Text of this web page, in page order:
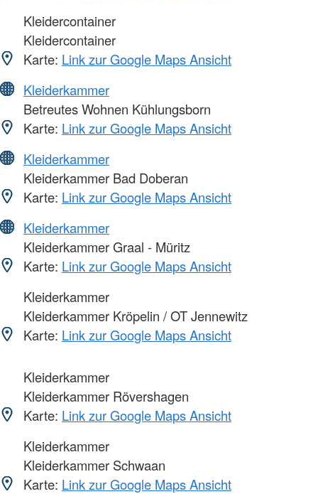
Kleidercontainer
Kleidercontainer
Karte: Link zur Google Maps Ansicht
Kleiderkammer
Betreutes Wohnen Kühlungsborn
Karte: Link zur Google Maps Ansicht
Kleiderkammer
Kleiderkammer Bad Doberan
Karte: Link zur Google Maps Ansicht
Kleiderkammer
Kleiderkammer Graal - Müritz
Karte: Link zur Google Maps Ansicht
Kleiderkammer
Kleiderkammer Kröpelin / OT Jennewitz
Karte: Link zur Google Maps Ansicht
Kleiderkammer
Kleiderkammer Rövershagen
Karte: Link zur Google Maps Ansicht
Kleiderkammer
Kleiderkammer Schwaan
Karte: Link zur Google Maps Ansicht